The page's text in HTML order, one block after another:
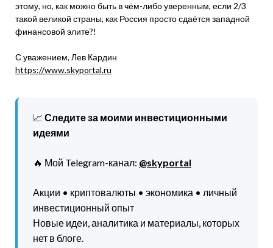
этому, но, как можно быть в чём-либо уверенным, если 2/3
такой великой страны, как Россия просто сдаётся западной
финансовой элите?!
С уважением, Лев Кардин
https://www.skyportal.ru
📈 Следите за моими инвестиционными
идеями
🔥 Мой Telegram-канал: @skyportal
Акции • криптовалюты • экономика • личный
инвестиционный опыт
Новые идеи, аналитика и материалы, которых
нет в блоге.